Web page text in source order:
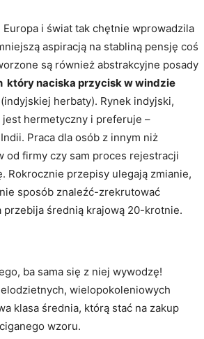
i świat tak chętnie wprowadzila
aspiracją na stabliną pensję coś
są również abstrakcyjne posady
który naciska przycisk w windzie
(indyjskiej herbaty). Rynek indyjski,
hermetyczny i preferuje –
Praca dla osób z innym niż
od firmy czy sam proces rejestracji
Rokrocznie przepisy ulegają zmianie,
sposób znaleźć-zrekrutować
przebija średnią krajową 20-krotnie.
ba sama się z niej wywodzę!
wielopokoleniowych
klasa średnia, którą stać na zakup
wzoru.